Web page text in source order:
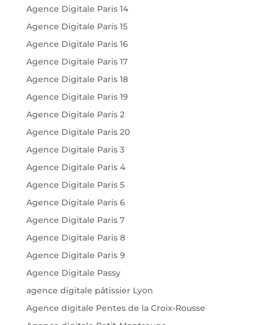
Agence Digitale Paris 14
Agence Digitale Paris 15
Agence Digitale Paris 16
Agence Digitale Paris 17
Agence Digitale Paris 18
Agence Digitale Paris 19
Agence Digitale Paris 2
Agence Digitale Paris 20
Agence Digitale Paris 3
Agence Digitale Paris 4
Agence Digitale Paris 5
Agence Digitale Paris 6
Agence Digitale Paris 7
Agence Digitale Paris 8
Agence Digitale Paris 9
Agence Digitale Passy
agence digitale pâtissier Lyon
Agence digitale Pentes de la Croix-Rousse